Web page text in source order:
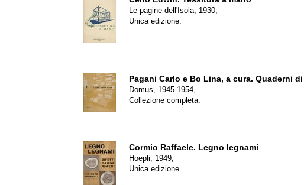
Le pagine dell'Isola, 1930,
Unica edizione.
Pagani Carlo e Bo Lina, a cura. Quaderni
Domus, 1945-1954,
Collezione completa.
Cormio Raffaele. Legno legnami
Hoepli, 1949,
Unica edizione.